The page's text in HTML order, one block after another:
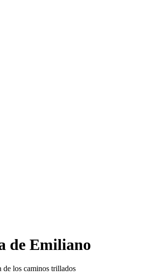
de Emiliano
de los caminos trillados